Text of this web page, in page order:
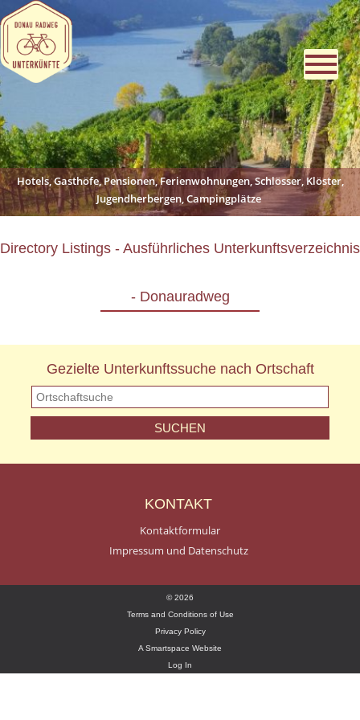
Hotels, Gasthöfe, Pensionen, Ferienwohnungen, Schlösser, Klöster,
Jugendherbergen, Campingplätze
Directory Listings - Ausführliches Unterkunftsverzeichnis
- Donauradweg
Gezielte Unterkunftssuche nach Ortschaft
KONTAKT
Kontaktformular
Impressum und Datenschutz
© 2026
Terms and Conditions of Use
Privacy Policy
A Smartspace Website
Log In